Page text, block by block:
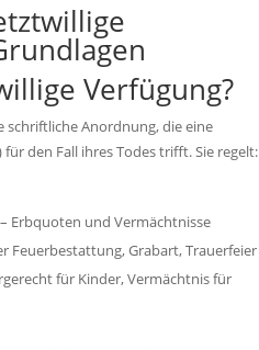
Verfügung?
schriftliche Anordnung, die eine
den Fall ihres Todes trifft. Sie regelt:
– Erbquoten und Vermächtnisse
Feuerbestattung, Grabart, Trauerfeier
für Kinder, Vermächtnis für